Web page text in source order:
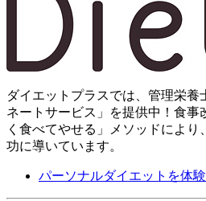
ダイエットプラスでは、管理栄養
ネートサービス」を提供中！ 食
く食べてやせる」メソッドによ
功に導いています。
パーソナルダイエットを体